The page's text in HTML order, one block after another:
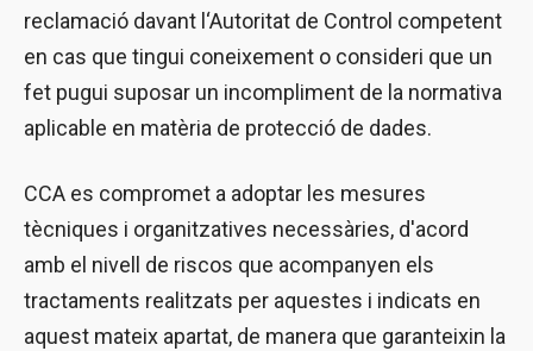
reclamació davant l‘Autoritat de Control competent
en cas que tingui coneixement o consideri que un
fet pugui suposar un incompliment de la normativa
aplicable en matèria de protecció de dades.
CCA es compromet a adoptar les mesures
tècniques i organitzatives necessàries, d'acord
amb el nivell de riscos que acompanyen els
tractaments realitzats per aquestes i indicats en
aquest mateix apartat, de manera que garanteixin la